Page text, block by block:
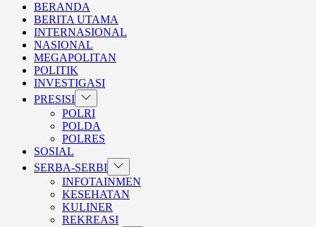
BERANDA
BERITA UTAMA
INTERNASIONAL
NASIONAL
MEGAPOLITAN
POLITIK
INVESTIGASI
PRESISI Show
sub
menu
POLRI
POLDA
POLRES
SOSIAL
SERBA-SERBI Show
sub
menu
INFOTAINMEN
KESEHATAN
KULINER
REKREASI